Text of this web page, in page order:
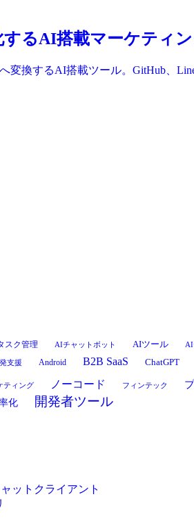
るAI搭載マーケティ
換するAI搭載ツール。GitHub、
スク管理 AIチャットボット AIツール
支援 Android B2B SaaS ChatGPT
ティング ノーコード フィンテック
化 開発者ツール
ットクライアント